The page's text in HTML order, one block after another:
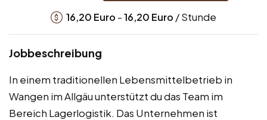
16,20 Euro -16,20 Euro / Stunde
Jobbeschreibung
In einem traditionellen Lebensmittelbetrieb in
Wangen im Allgäu unterstützt du das Team im
Bereich Lagerlogistik. Das Unternehmen ist